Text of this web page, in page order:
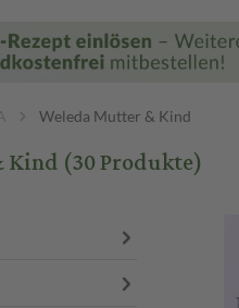
Weleda Mutter & Kind
Kind(30 Produkte)